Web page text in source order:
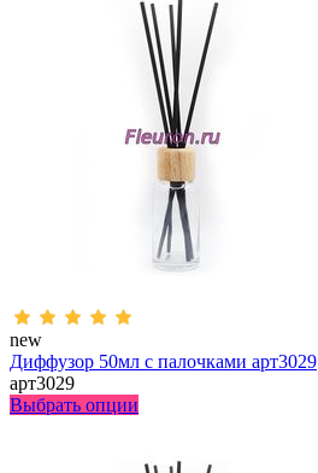
new
Диффузор 50мл с палочками арт3029
арт3029
Выбрать опции